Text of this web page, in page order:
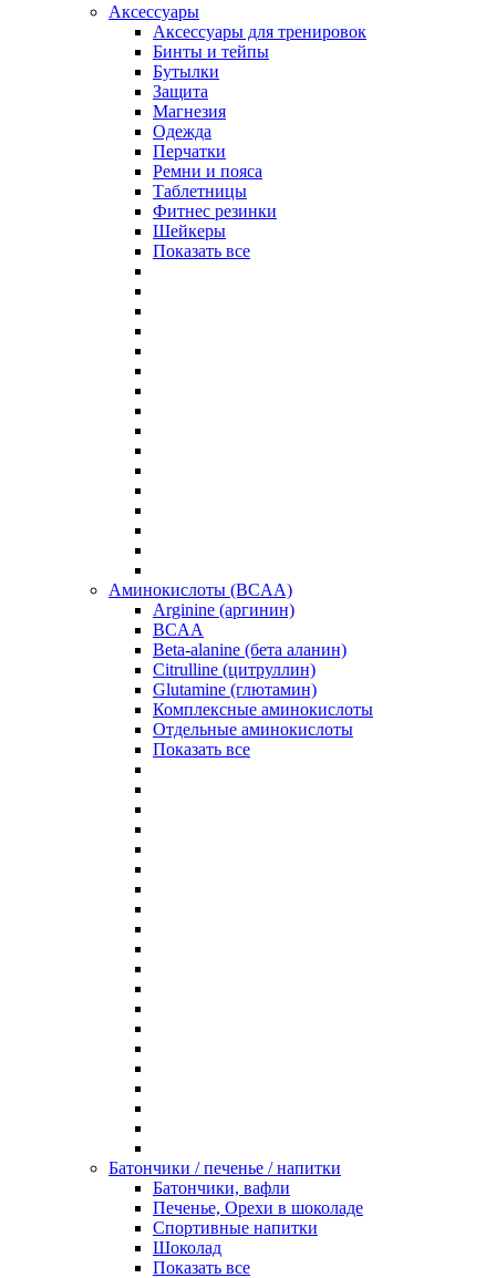
Аксессуары
Аксессуары для тренировок
Бинты и тейпы
Бутылки
Защита
Магнезия
Одежда
Перчатки
Ремни и пояса
Таблетницы
Фитнес резинки
Шейкеры
Показать все
Аминокислоты (BCAA)
Arginine (аргинин)
BCAA
Beta-alanine (бета аланин)
Citrulline (цитруллин)
Glutamine (глютамин)
Комплексные аминокислоты
Отдельные аминокислоты
Показать все
Батончики / печенье / напитки
Батончики, вафли
Печенье, Орехи в шоколаде
Спортивные напитки
Шоколад
Показать все